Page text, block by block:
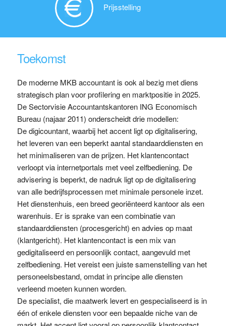
Prijsstelling
Toekomst
De moderne MKB accountant is ook al bezig met diens
strategisch plan voor profilering en marktpositie in 2025.
De Sectorvisie Accountantskantoren ING Economisch
Bureau (najaar 2011) onderscheidt drie modellen:
De digicountant, waarbij het accent ligt op digitalisering,
het leveren van een beperkt aantal standaarddiensten en
het minimaliseren van de prijzen. Het klantencontact
verloopt via internetportals met veel zelfbediening. De
advisering is beperkt, de nadruk ligt op de digitalisering
van alle bedrijfsprocessen met minimale personele inzet.
Het dienstenhuis, een breed georiënteerd kantoor als een
warenhuis. Er is sprake van een combinatie van
standaarddiensten (procesgericht) en advies op maat
(klantgericht). Het klantencontact is een mix van
gedigitaliseerd en persoonlijk contact, aangevuld met
zelfbediening. Het vereist een juiste samenstelling van het
personeelsbestand, omdat in principe alle diensten
verleend moeten kunnen worden.
De specialist, die maatwerk levert en gespecialiseerd is in
één of enkele diensten voor een bepaalde niche van de